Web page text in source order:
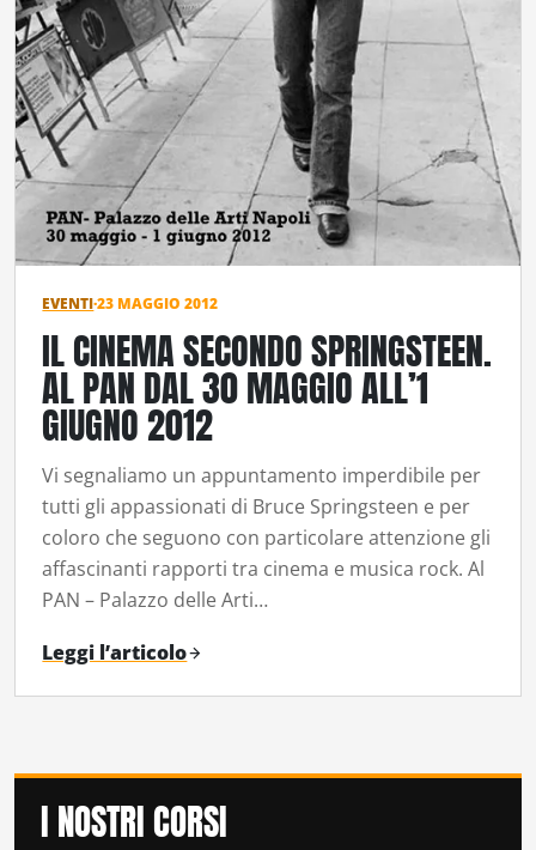
EVENTI·23 MAGGIO 2012
IL CINEMA SECONDO SPRINGSTEEN.
AL PAN DAL 30 MAGGIO ALL’1
GIUGNO 2012
Vi segnaliamo un appuntamento imperdibile per
tutti gli appassionati di Bruce Springsteen e per
coloro che seguono con particolare attenzione gli
affascinanti rapporti tra cinema e musica rock. Al
PAN – Palazzo delle Arti…
Leggi l’articolo
I NOSTRI CORSI